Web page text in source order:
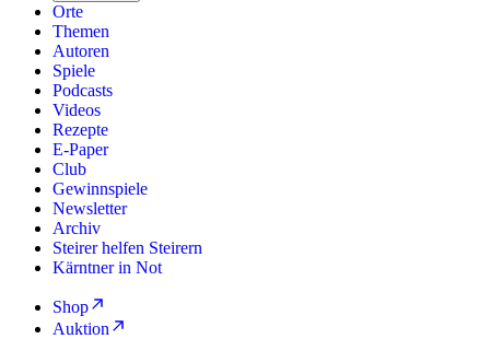
Orte
Themen
Autoren
Spiele
Podcasts
Videos
Rezepte
E-Paper
Club
Gewinnspiele
Newsletter
Archiv
Steirer helfen Steirern
Kärntner in Not
Shop
Auktion